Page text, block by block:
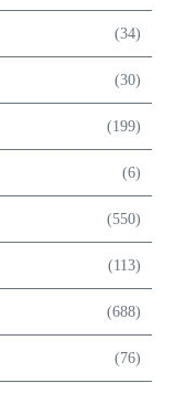
(34)
(30)
(199)
(6)
(550)
(113)
(688)
(76)